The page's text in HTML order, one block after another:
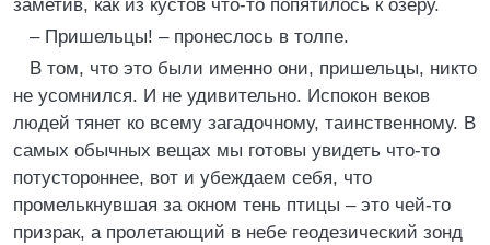
заметив, как из кустов что-то попятилось к озеру.
– Пришельцы! – пронеслось в толпе.
В том, что это были именно они, пришельцы, никто
не усомнился. И не удивительно. Испокон веков
людей тянет ко всему загадочному, таинственному. В
самых обычных вещах мы готовы увидеть что-то
потустороннее, вот и убеждаем себя, что
промелькнувшая за окном тень птицы – это чей-то
призрак, а пролетающий в небе геодезический зонд